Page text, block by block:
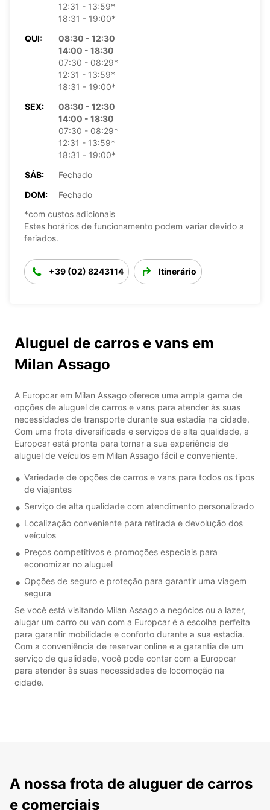
12:31 - 13:59*
18:31 - 19:00*
QUI:
08:30 - 12:30
14:00 - 18:30
07:30 - 08:29*
12:31 - 13:59*
18:31 - 19:00*
SEX:
08:30 - 12:30
14:00 - 18:30
07:30 - 08:29*
12:31 - 13:59*
18:31 - 19:00*
SÁB:
Fechado
DOM:
Fechado
*com custos adicionais
Estes horários de funcionamento podem variar devido a
feriados.
+39 (02) 8243114 Itinerário
Aluguel de carros e vans em
Milan Assago
A Europcar em Milan Assago oferece uma ampla gama de
opções de aluguel de carros e vans para atender às suas
necessidades de transporte durante sua estadia na cidade.
Com uma frota diversificada e serviços de alta qualidade, a
Europcar está pronta para tornar a sua experiência de
aluguel de veículos em Milan Assago fácil e conveniente.
Variedade de opções de carros e vans para todos os tipos
de viajantes
Serviço de alta qualidade com atendimento personalizado
Localização conveniente para retirada e devolução dos
veículos
Preços competitivos e promoções especiais para
economizar no aluguel
Opções de seguro e proteção para garantir uma viagem
segura
Se você está visitando Milan Assago a negócios ou a lazer,
alugar um carro ou van com a Europcar é a escolha perfeita
para garantir mobilidade e conforto durante a sua estadia.
Com a conveniência de reservar online e a garantia de um
serviço de qualidade, você pode contar com a Europcar
para atender às suas necessidades de locomoção na
cidade.
A nossa frota de aluguer de carros
e comerciais